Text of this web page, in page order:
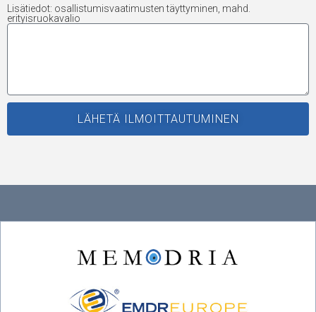
Lisätiedot: osallistumisvaatimusten täyttyminen, mahd.
erityisruokavalio
LÄHETÄ ILMOITTAUTUMINEN